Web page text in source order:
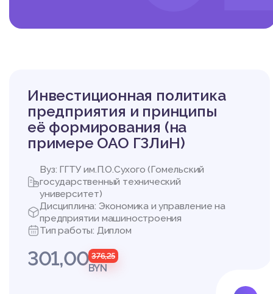
Инвестиционная политика
предприятия и принципы
её формирования (на
примере ОАО ГЗЛиН)
Вуз: ГГТУ им.П.О.Сухого (Гомельский
государственный технический
университет)
Дисциплина: Экономика и управление на
предприятии машиностроения
Тип работы: Диплом
301,00 376,25
BYN